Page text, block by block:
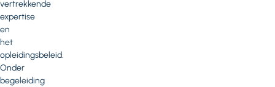
vertrekkende
expertise
en
het
opleidingsbeleid.
Onder
begeleiding